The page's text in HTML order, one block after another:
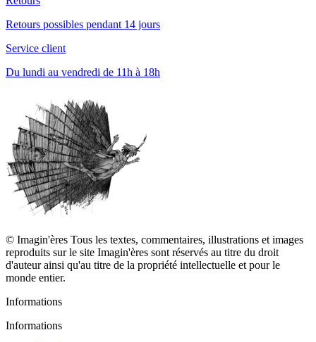
Retours possibles pendant 14 jours
Service client
Du lundi au vendredi de 11h à 18h
© Imagin'ères Tous les textes, commentaires, illustrations et images
reproduits sur le site Imagin'ères sont réservés au titre du droit
d'auteur ainsi qu'au titre de la propriété intellectuelle et pour le
monde entier.
Informations
Informations